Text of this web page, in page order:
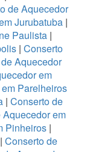
de Aquecedor
Jurubatuba|
Paulista |
| Conserto
Aquecedor
em
Parelheiros
| Conserto de
em
Pinheiros|
| Conserto de